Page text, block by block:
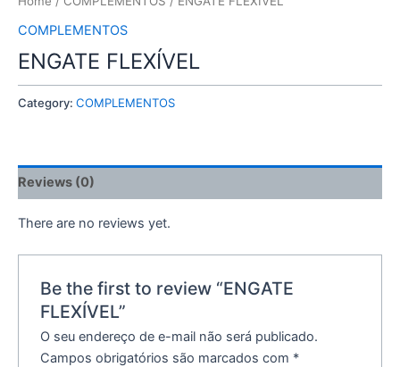
COMPLEMENTOS
ENGATE FLEXÍVEL
Category: COMPLEMENTOS
Reviews (0)
There are no reviews yet.
Be the first to review “ENGATE
FLEXÍVEL”
O seu endereço de e-mail não será publicado.
Campos obrigatórios são marcados com *